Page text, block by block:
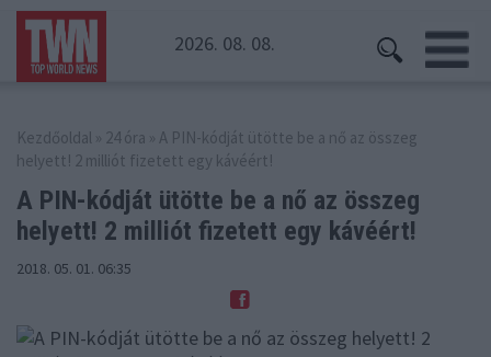
2026. 08. 08.
Kezdőoldal » 24 óra » A PIN-kódját ütötte be a nő az összeg
helyett! 2 milliót fizetett egy kávéért!
A PIN-kódját ütötte be a nő az összeg
helyett! 2 milliót fizetett egy kávéért!
2018. 05. 01. 06:35